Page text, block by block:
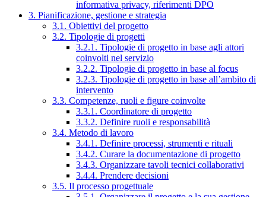
informativa privacy, riferimenti DPO
3. Pianificazione, gestione e strategia
3.1. Obiettivi del progetto
3.2. Tipologie di progetti
3.2.1. Tipologie di progetto in base agli attori
coinvolti nel servizio
3.2.2. Tipologie di progetto in base al focus
3.2.3. Tipologie di progetto in base all’ambito di
intervento
3.3. Competenze, ruoli e figure coinvolte
3.3.1. Coordinatore di progetto
3.3.2. Definire ruoli e responsabilità
3.4. Metodo di lavoro
3.4.1. Definire processi, strumenti e rituali
3.4.2. Curare la documentazione di progetto
3.4.3. Organizzare tavoli tecnici collaborativi
3.4.4. Prendere decisioni
3.5. Il processo progettuale